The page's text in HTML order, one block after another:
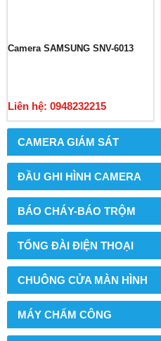
CAMERA GIÁM SÁT
ĐẦU GHI HÌNH CAMERA
BÁO CHÁY-BÁO TRỘM
TỔNG ĐÀI ĐIỆN THOẠI
CHUÔNG CỬA MÀN HÌNH
MÁY CHẤM CÔNG
Camera SAMSUNG SNV-6013
Liên hệ: 0948232215